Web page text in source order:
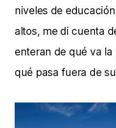
niveles de
altos, me di cuenta
enteran de qué va
qué pasa fuera de